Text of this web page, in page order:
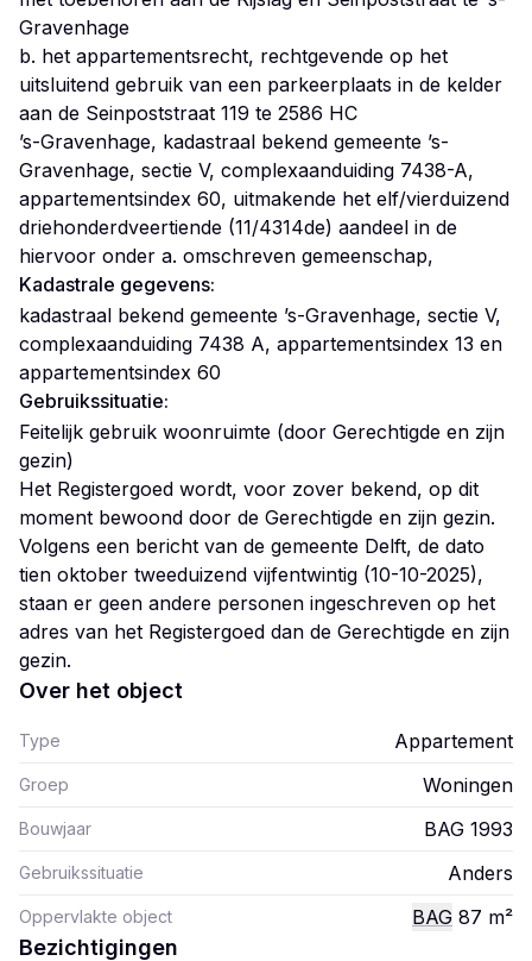
Gravenhage
b. het appartementsrecht, rechtgevende op het
uitsluitend gebruik van een parkeerplaats in de kelder
aan de Seinpoststraat 119 te 2586 HC
’s-Gravenhage, kadastraal bekend gemeente ’s-
Gravenhage, sectie V, complexaanduiding 7438-A,
appartementsindex 60, uitmakende het elf/vierduizend
driehonderdveertiende (11/4314de) aandeel in de
Kadastrale gegevens:
kadastraal bekend gemeente ’s-Gravenhage, sectie V,
complexaanduiding 7438 A, appartementsindex 13 en
appartementsindex 60
Gebruikssituatie:
Feitelijk gebruik woonruimte (door Gerechtigde en zijn
gezin)
Het Registergoed wordt, voor zover bekend, op dit
moment bewoond door de Gerechtigde en zijn gezin.
Volgens een bericht van de gemeente Delft, de dato
tien oktober tweeduizend vijfentwintig (10-10-2025),
staan er geen andere personen ingeschreven op het
adres van het Registergoed dan de Gerechtigde en zijn
Over het object
Type Appartement
Groep Woningen
Bouwjaar BAG 1993
Gebruikssituatie Anders
Oppervlakte object BAG 87 m²
Bezichtigingen